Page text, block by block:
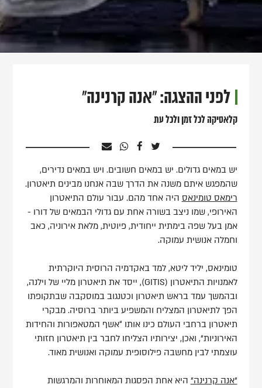
לפני ההצגה: "אנה קרנינה"
קלאסיקה לכל זמן ולכל עת
יש במאים גדולים. יש במאים חשובים. ויש במאים נדירים,
שהמפגש איתם משנה את הדרך שבה אנחנו מבינים תיאטרון.
רימאס טומינאס היה אחד מהם. עבור עולם התיאטרון
האירופי, שמו ניצב בשורה אחת עם גדולי הבמאים של דורו -
אמן בעל שפה בימתית ייחודית, פיוטית, מלאת אירוניה, כאב
וחמלה אנושית עמוקה.
טומינאס, יליד ליטא, למד באקדמיה הרוסית היוקרתית
לאמנויות התיאטרון (GITIS), ייסד את תיאטרון מליי של וילנה,
ובהמשך עמד בראש תיאטרון וכטנגוב במוסקבה שבתקופתו
הפך לתיאטרון המצליח והמשפיע ביותר ברוסיה. מבקרי
תיאטרון ברחבי העולם כינו אותו “אשף המטאפורות והחידות
האירוניות”, ואכן, יצירותיו הצליחו לחבר בין תיאטרון חזותי
עוצמתי לבין מחשבה פילוסופית עמוקה ואנושית מאוד.
"אנה קרנינה" היא אחת הפסגות המאוחרות והמרגשות